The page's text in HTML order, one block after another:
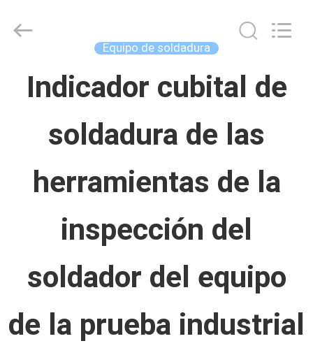
HOGAR
PRODUCTOS
SOBRE
NOSOTROS
VIAJE
LA
Online
Market.
Equipo de soldadura
Indicador cubital de
soldadura de las
herramientas de la
inspección del
soldador del equipo
de la prueba industrial